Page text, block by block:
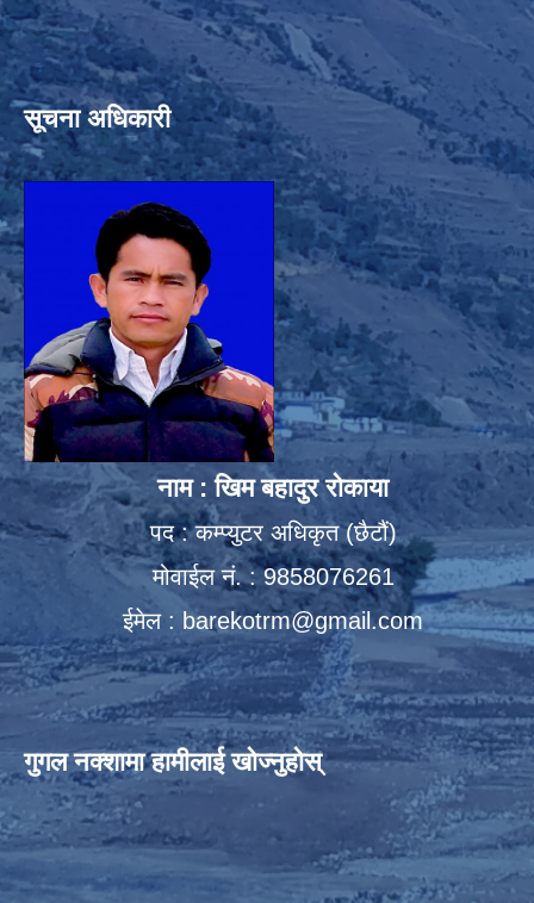
सूचना अधिकारी
नाम : खिम बहादुर रोकाया
पद : कम्प्युटर अधिकृत (छैटौं)
मोवाईल नं. : 9858076261
ईमेल : barekotrm@gmail.com
गुगल नक्शामा हामीलाई खोज्नुहोस्